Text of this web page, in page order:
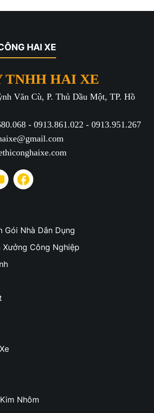
HAI XE
TNHH HAI XE
Văn Cù, P. Thủ Dầu Một, TP. Hồ
- 0913.861.022 - 0913.951.267
Gói Nhà Dân Dụng
Xưởng Công Nghiệp
Nhôm